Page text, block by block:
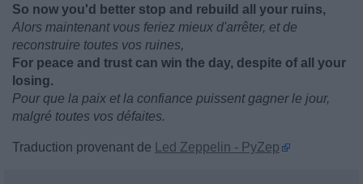
So now you'd better stop and rebuild all your ruins,
Alors maintenant vous feriez mieux d'arrêter, et de
reconstruire toutes vos ruines,
For peace and trust can win the day, despite of all your
losing.
Pour que la paix et la confiance puissent gagner le jour,
malgré toutes vos défaites.
Traduction provenant de Led Zeppelin - PyZep